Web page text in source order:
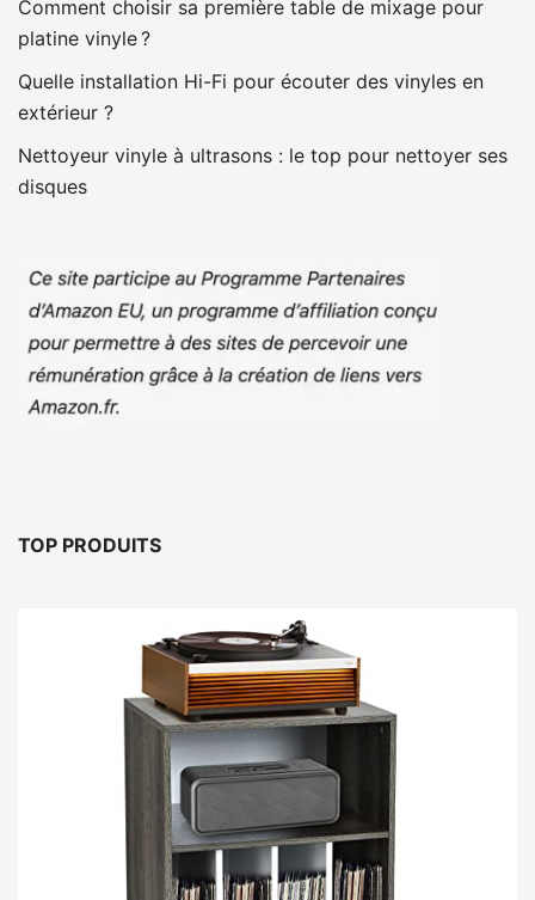
Comment choisir sa première table de mixage pour
platine vinyle ?
Quelle installation Hi-Fi pour écouter des vinyles en
extérieur ?
Nettoyeur vinyle à ultrasons : le top pour nettoyer ses
disques
TOP PRODUITS